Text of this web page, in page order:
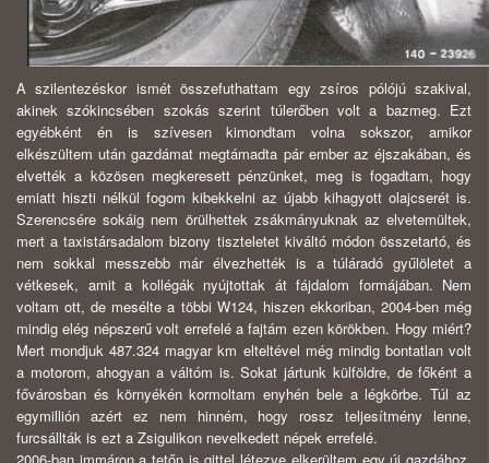
A szilentezéskor ismét összefuthattam egy zsíros pólójú szakival,
akinek szókincsében szokás szerint túlerőben volt a bazmeg. Ezt
egyébként én is szívesen kimondtam volna sokszor, amikor
elkészültem után gazdámat megtámadta pár ember az éjszakában, és
elvették a közösen megkeresett pénzünket, meg is fogadtam, hogy
emiatt hiszti nélkül fogom kibekkelni az újabb kihagyott olajcserét is.
Szerencsére sokáig nem örülhettek zsákmányuknak az elvetemültek,
mert a taxistársadalom bizony tiszteletet kiváltó módon összetartó, és
nem sokkal messzebb már élvezhették is a túláradó gyűlöletet a
vétkesek, amit a kollégák nyújtottak át fájdalom formájában. Nem
voltam ott, de mesélte a többi W124, hiszen ekkoriban, 2004-ben még
mindig elég népszerű volt errefelé a fajtám ezen körökben. Hogy miért?
Mert mondjuk 487.324 magyar km elteltével még mindig bontatlan volt
a motorom, ahogyan a váltóm is. Sokat jártunk külföldre, de főként a
fővárosban és környékén kormoltam enyhén bele a légkörbe. Túl az
egymillión azért ez nem hinném, hogy rossz teljesítmény lenne,
furcsállták is ezt a Zsigulikon nevelkedett népek errefelé.